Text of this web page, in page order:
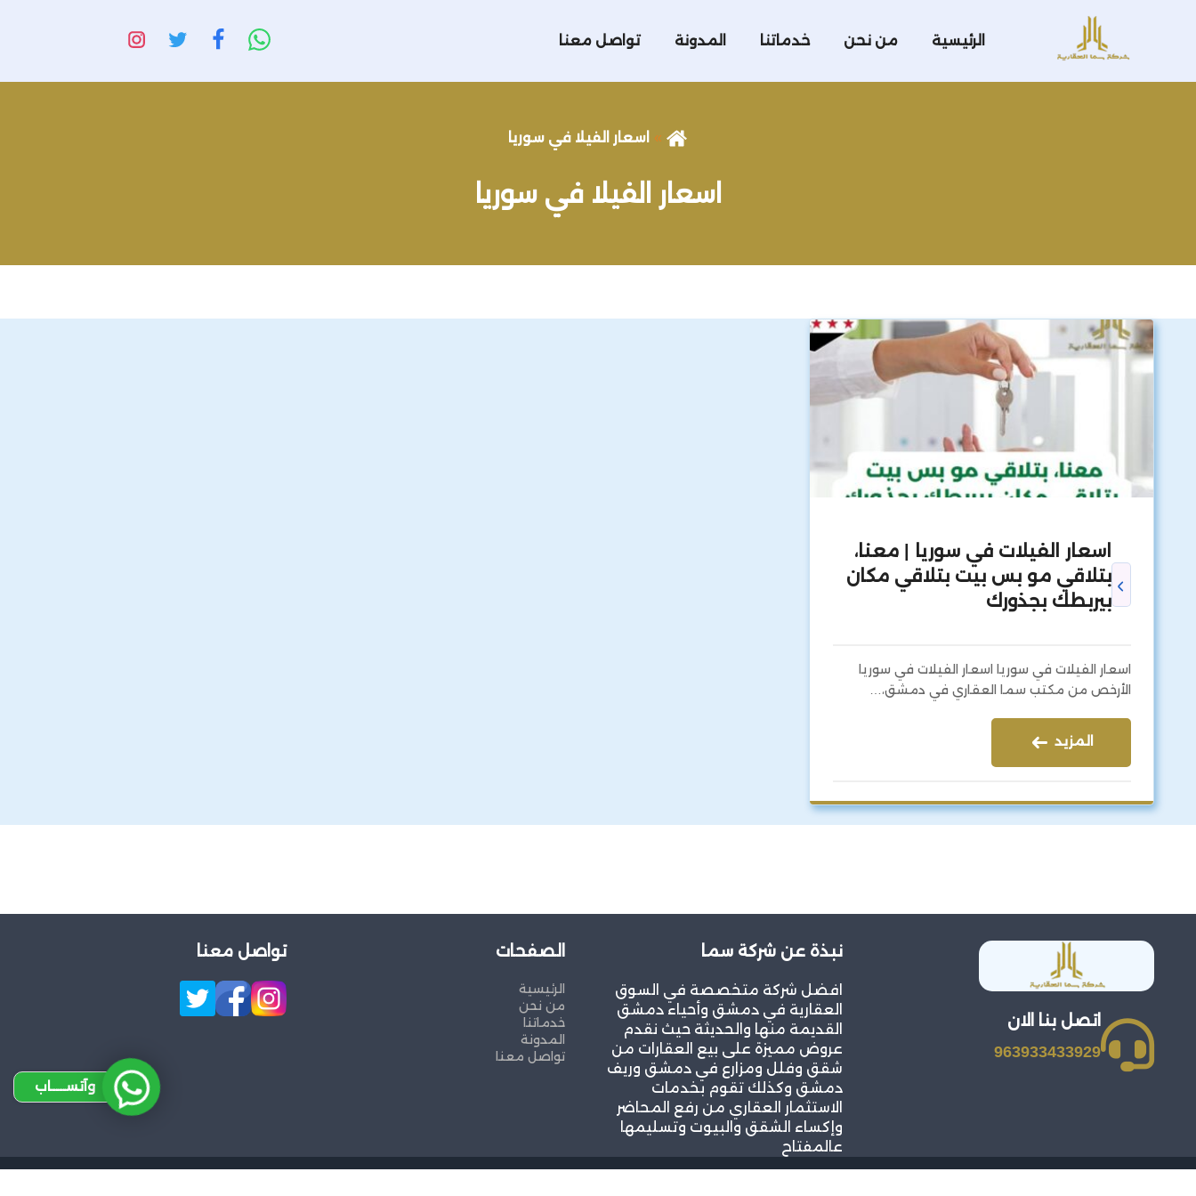
الرئيسية من نحن خدماتنا المدونة تواصل معنا
اسعار الفيلا في سوريا
اسعار الفيلا في سوريا
اسعار الفيلات في سوريا | معنا،
بتلاقي مو بس بيت بتلاقي مكان
بيربطك بجذورك
اسعار الفيلات في سوريا اسعار الفيلات في سوريا
الأرخص من مكتب سما العقاري في دمشق،…
المزيد
اتصل بنا الان
963933433929
نبذة عن شركة سما
افضل شركة متخصصة في السوق
العقارية في دمشق وأحياء دمشق
القديمة منها والحديثة حيث نقدم
عروض مميزة على بيع العقارات من
شقق وفلل ومزارع في دمشق وريف
دمشق وكذلك تقوم بخدمات
الاستثمار العقاري من رفع المحاضر
وإكساء الشقق والبيوت وتسليمها
عالمفتاح
الصفحات
الرئيسية
من نحن
خدماتنا
المدونة
تواصل معنا
تواصل معنا
وآتســــاب